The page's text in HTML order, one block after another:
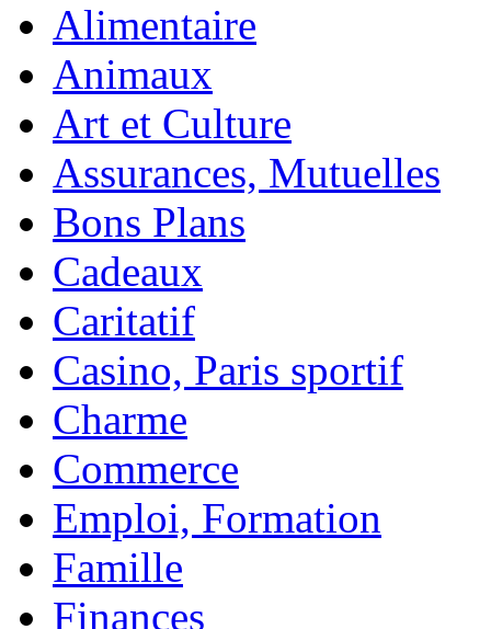
Alimentaire
Animaux
Art et Culture
Assurances, Mutuelles
Bons Plans
Cadeaux
Caritatif
Casino, Paris sportif
Charme
Commerce
Emploi, Formation
Famille
Finances